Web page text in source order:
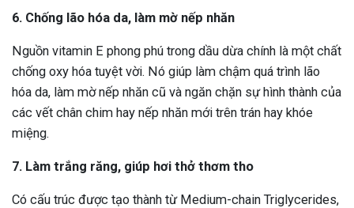
6. Chống lão hóa da, làm mờ nếp nhăn
Nguồn vitamin E phong phú trong dầu dừa chính là một chất
chống oxy hóa tuyệt vời. Nó giúp làm chậm quá trình lão
hóa da, làm mờ nếp nhăn cũ và ngăn chặn sự hình thành của
các vết chân chim hay nếp nhăn mới trên trán hay khóe
miệng.
7. Làm trắng răng, giúp hơi thở thơm tho
Có cấu trúc được tạo thành từ Medium-chain Triglycerides,